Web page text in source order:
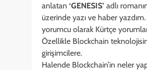
anlatan ‘GENESIS’ adlı
üzerinde yazı ve haber yazdım.
yorumcu olarak Kürtçe
Özellikle Blockchain
girişimcilere.
Halende Blockchain’in neler